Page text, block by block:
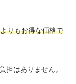
りもお得な価格で
担はありません。